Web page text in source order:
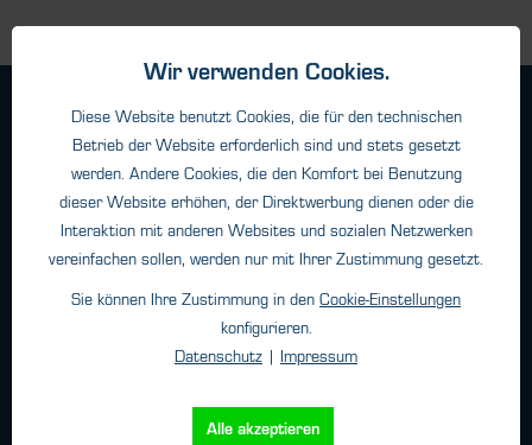
Geschäftsbedingungen
Haftungsangaben
Datenschutz
Kontakt
Telefon: +49 (0)40 - 600 38 38 - 0
Wir verwenden Cookies.
Diese Website benutzt Cookies, die für den technischen
Betrieb der Website erforderlich sind und stets gesetzt
werden. Andere Cookies, die den Komfort bei Benutzung
dieser Website erhöhen, der Direktwerbung dienen oder die
Interaktion mit anderen Websites und sozialen Netzwerken
vereinfachen sollen, werden nur mit Ihrer Zustimmung gesetzt.
Sie können Ihre Zustimmung in den Cookie-Einstellungen
konfigurieren.
Datenschutz
Impressum
Alle akzeptieren